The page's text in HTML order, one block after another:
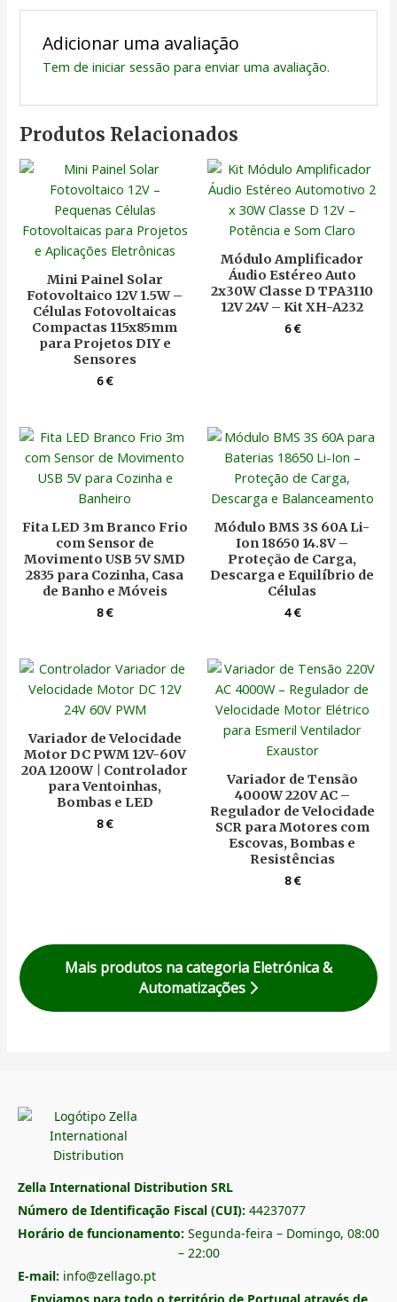
Adicionar uma avaliação
Tem de iniciar sessão para enviar uma avaliação.
Produtos Relacionados
Mini Painel Solar
Fotovoltaico 12V 1.5W –
Células Fotovoltaicas
Compactas 115x85mm
para Projetos DIY e
Sensores
6€
Módulo Amplificador
Áudio Estéreo Auto
2x30W Classe D TPA3110
12V 24V – Kit XH-A232
6€
Fita LED 3m Branco Frio
com Sensor de
Movimento USB 5V SMD
2835 para Cozinha, Casa
de Banho e Móveis
8€
Módulo BMS 3S 60A Li-
Ion 18650 14.8V –
Proteção de Carga,
Descarga e Equilíbrio de
Células
4€
Variador de Velocidade
Motor DC PWM 12V-60V
20A 1200W | Controlador
para Ventoinhas,
Bombas e LED
8€
Variador de Tensão
4000W 220V AC –
Regulador de Velocidade
SCR para Motores com
Escovas, Bombas e
Resistências
8€
Mais produtos na categoria Eletrónica &
Automatizações
Zella International Distribution SRL
Número de Identificação Fiscal (CUI): 44237077
Horário de funcionamento: Segunda-feira – Domingo, 08:00
– 22:00
E-mail: info@zellago.pt